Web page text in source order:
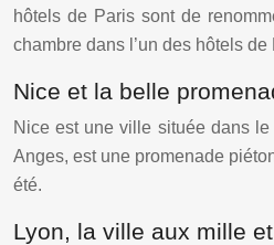
hôtels de Paris sont de
chambre dans l’un des hôtels
Nice et la belle
Nice est une ville située dans
Anges, est une promenade
été.
Lyon, la ville aux mille